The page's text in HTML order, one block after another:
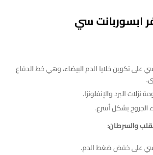
ابسوربانت سي
على تكوين خلايا الدم البيضاء، وهي خط الدفاع
البرد والإنفلونزا.
بشكل أسرع.
والسرطان:
سي على خفض ضغط الدم.